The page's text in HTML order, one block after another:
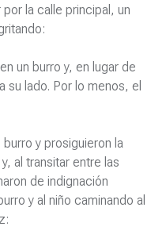
la calle principal, un
un burro y, en lugar de
su lado. Por lo menos, el
y prosiguieron la
al transitar entre las
de indignación
y al niño caminando al